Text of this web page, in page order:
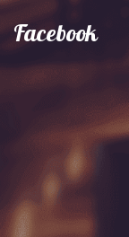
Facebook